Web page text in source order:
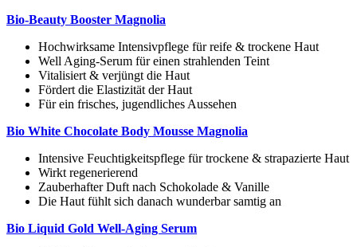
Bio-Beauty Booster Magnolia
Hochwirksame Intensivpflege für reife & trockene Haut
Well Aging-Serum für einen strahlenden Teint
Vitalisiert & verjüngt die Haut
Fördert die Elastizität der Haut
Für ein frisches, jugendliches Aussehen
Bio White Chocolate Body Mousse Magnolia
Intensive Feuchtigkeitspflege für trockene & strapazierte Haut
Wirkt regenerierend
Zauberhafter Duft nach Schokolade & Vanille
Die Haut fühlt sich danach wunderbar samtig an
Bio Liquid Gold Well-Aging Serum